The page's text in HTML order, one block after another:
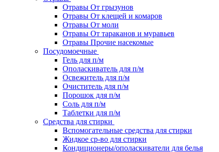
Отравы От грызунов
Отравы От клещей и комаров
Отравы От моли
Отравы От тараканов и муравьев
Отравы Прочие насекомые
Посудомоечные
Гель для п/м
Ополаскиватель для п/м
Освежитель для п/м
Очиститель для п/м
Порошок для п/м
Соль для п/м
Таблетки для п/м
Средства для стирки
Вспомогательные средства для стирки
Жидкое ср-во для стирки
Кондиционеры/ополаскиватели для белья